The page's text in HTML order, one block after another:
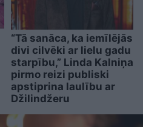
“Tā sanāca, ka iemīlējās
divi cilvēki ar lielu gadu
starpību,” Linda Kalniņa
pirmo reizi publiski
apstiprina laulību ar
Džilindžeru